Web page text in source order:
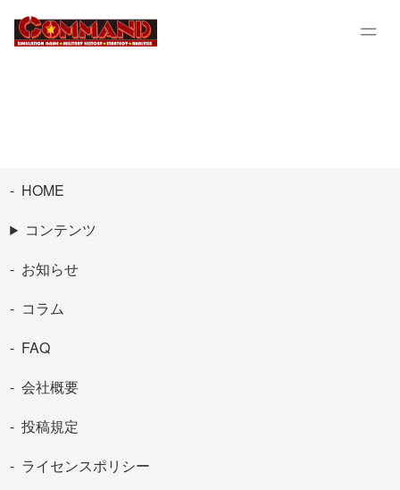
HOME
コンテンツ
お知らせ
コラム
FAQ
会社概要
投稿規定
ライセンスポリシー